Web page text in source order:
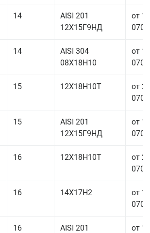
14
AISI 201
12Х15Г9НД
от
14
AISI 304
08Х18Н10
от
15 12Х18Н10Т
от
15
AISI 201
12Х15Г9НД
от
16 12Х18Н10Т
от
16 14Х17Н2
от
16
AISI 201
от